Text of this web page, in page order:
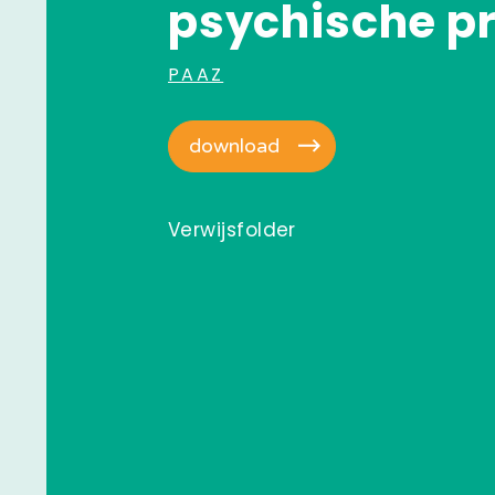
psychische
PAAZ
download
Verwijsfolder